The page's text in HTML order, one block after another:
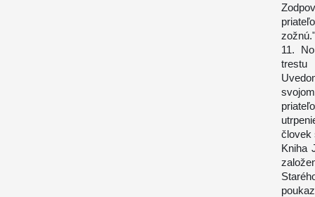
11.
trestu
človek
Kniha